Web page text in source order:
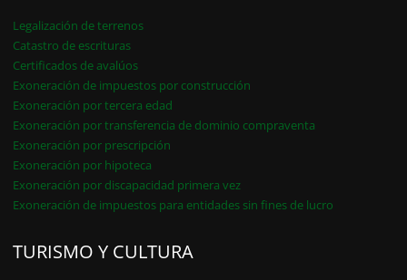
Legalización de terrenos
Catastro de escrituras
Certificados de avalúos
Exoneración de impuestos por construcción
Exoneración por tercera edad
Exoneración por transferencia de dominio compraventa
Exoneración por prescripción
Exoneración por hipoteca
Exoneración por discapacidad primera vez
Exoneración de impuestos para entidades sin fines de lucro
TURISMO Y CULTURA